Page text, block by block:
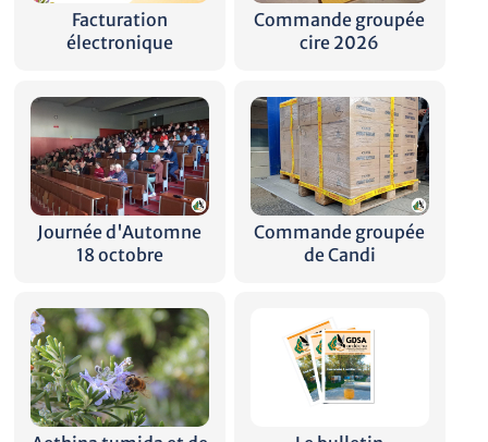
Facturation
électronique
Commande groupée
cire 2026
Journée d'Automne
18 octobre
Commande groupée
de Candi